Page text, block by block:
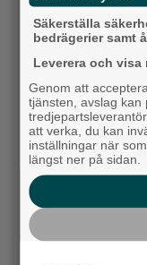
Vänsterpartiet
Miljöpartiet
Centerpartiet
Liberalerna
Vet ej
Säkerställa
bedrägerier samt
Leverera och
Genom att
tjänsten, avslag kan
att verka, du kan
inställningar när
längst ner på sidan.